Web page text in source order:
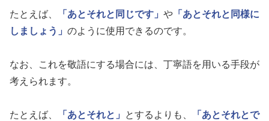
たとえば、 「あとそれと同じです」 や 「あとそれと同様に
しましょう」 のように使用できるのです。
なお、これを敬語にする場合には、丁寧語を用いる手段が
考えられます。
たとえば、 「あとそれと」 とするよりも、 「あとそれとで